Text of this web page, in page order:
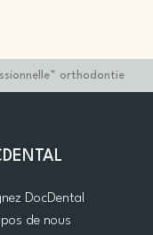
orthodontie
DocDental
de nous